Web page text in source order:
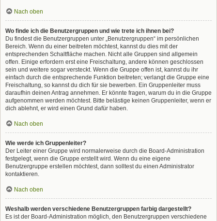
Nach oben
Wo finde ich die Benutzergruppen und wie trete ich ihnen bei?
Du findest die Benutzergruppen unter „Benutzergruppen“ im persönlichen
Bereich. Wenn du einer beitreten möchtest, kannst du dies mit der
entsprechenden Schaltfläche machen. Nicht alle Gruppen sind allgemein
offen. Einige erfordern erst eine Freischaltung, andere können geschlossen
sein und weitere sogar versteckt. Wenn die Gruppe offen ist, kannst du ihr
einfach durch die entsprechende Funktion beitreten; verlangt die Gruppe eine
Freischaltung, so kannst du dich für sie bewerben. Ein Gruppenleiter muss
daraufhin deinen Antrag annehmen. Er könnte fragen, warum du in die Gruppe
aufgenommen werden möchtest. Bitte belästige keinen Gruppenleiter, wenn er
dich ablehnt, er wird einen Grund dafür haben.
Nach oben
Wie werde ich Gruppenleiter?
Der Leiter einer Gruppe wird normalerweise durch die Board-Administration
festgelegt, wenn die Gruppe erstellt wird. Wenn du eine eigene
Benutzergruppe erstellen möchtest, dann solltest du einen Administrator
kontaktieren.
Nach oben
Weshalb werden verschiedene Benutzergruppen farbig dargestellt?
Es ist der Board-Administration möglich, den Benutzergruppen verschiedene